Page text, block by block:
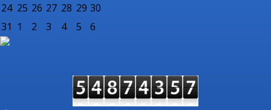
24 25 26 27 28 29 30
31 1 2 3 4 5 6